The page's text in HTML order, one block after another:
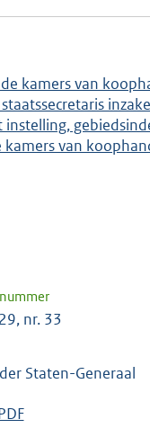
kamers van
van
nr. 33
Staten-Generaal